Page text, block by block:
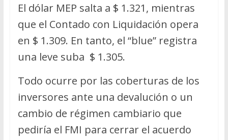
El dólar MEP salta a $ 1.321, mientras
que el Contado con Liquidación opera
en $ 1.309. En tanto, el “blue” registra
una leve suba $ 1.305.
Todo ocurre por las coberturas de los
inversores ante una devalución o un
cambio de régimen cambiario que
pediría el FMI para cerrar el acuerdo